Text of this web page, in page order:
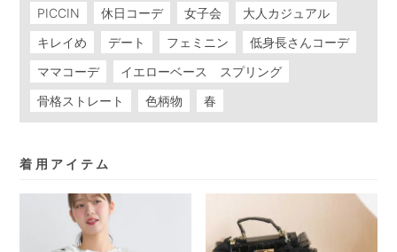
PICCIN 休日コーデ 女子会
大人カジュアル
キレイめ
デート フェミニン
低身長さんコーデ
ママコーデ
イエローベース スプリング
骨格ストレート
色柄物 春
着用アイテム